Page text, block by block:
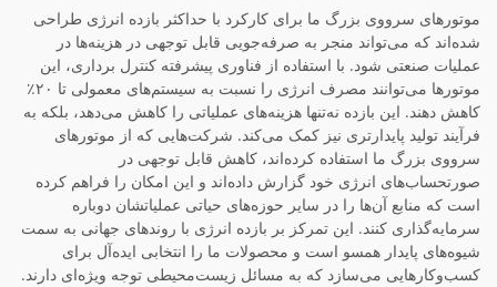
موتورهای سرووی بزرگ ما برای کارکرد با حداکثر بازده انرژی طراحی
شده‌اند که می‌تواند منجر به صرفه‌جویی قابل توجهی در هزینه‌ها در
عملیات صنعتی شود. با استفاده از فناوری پیشرفته کنترل برداری، این
موتورها می‌توانند مصرف انرژی را نسبت به سیستم‌های معمولی تا ۲۰٪
کاهش دهند. این بازده نه‌تنها هزینه‌های عملیاتی را کاهش می‌دهد، بلکه به
فرآیند تولید پایدارتری نیز کمک می‌کند. شرکت‌هایی که از موتورهای
سرووی بزرگ ما استفاده کرده‌اند، کاهش قابل توجهی در
صورتحساب‌های انرژی خود گزارش داده‌اند و این امکان را فراهم کرده
است که منابع آن‌ها را در سایر حوزه‌های حیاتی عملیاتشان دوباره
سرمایه‌گذاری کنند. این تمرکز بر بازده انرژی با روندهای جهانی به سمت
شیوه‌های پایدار همسو است و محصولات ما را انتخابی ایده‌آل برای
کسب‌وکارهایی می‌سازد که به مسائل زیست‌محیطی توجه ویژه‌ای دارند.